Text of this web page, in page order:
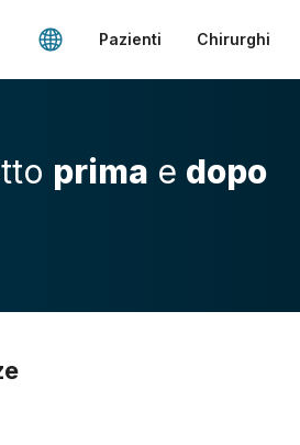
Pazienti Chirurghi
prima e dopo